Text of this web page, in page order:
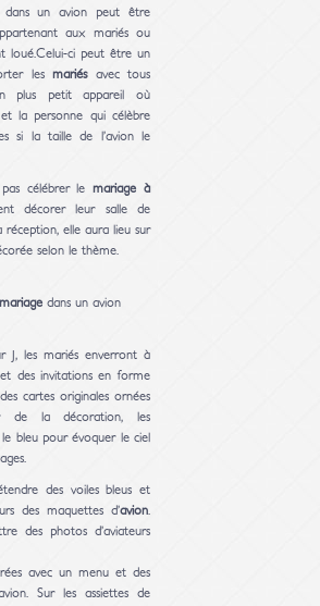
un avion peut être
aux mariés ou
loué.Celui-ci peut être un
lesmariésavec tous
plus petit appareil où
la personne qui célèbre
si la taille de l’avion le
célébrer lemariage à
décorer leur salle de
elle aura lieu sur
selon le thème.
mariage dans un avion
J, les mariés enverront à
des invitations en forme
cartes originales ornées
de la décoration, les
bleu pour évoquer le ciel
des voiles bleus et
des maquettes d’avion.
des photos d’aviateurs
avec un menu et des
Sur les assiettes de